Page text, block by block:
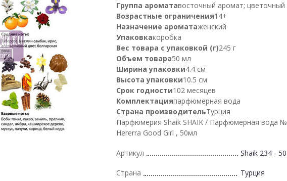
Группа ароматавосточный аромат;
Возрастные ограничения14+
Назначение ароматаженский
Упаковкакоробка
Вес товара с упаковкой (г)245 г
Объем товара50 мл
Ширина упаковки4.4 см
Высота упаковки10.5 см
Срок годности102 месяцев
Комплектацияпарфюмерная вода
Страна производительТурция
Парфюмерия Shaik SHAIK / Парфюмерная вода №
Hererra Good Girl , 50мл
Артикул Shaik 234 -
Страна Турция